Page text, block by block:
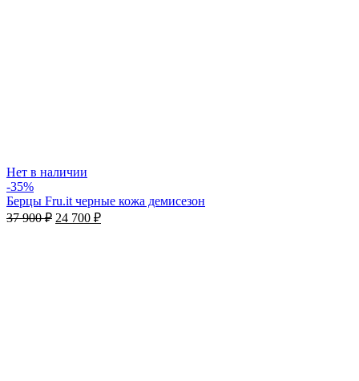
Нет в наличии
-35%
Берцы Fru.it черные кожа демисезон
37 900₽ 24 700 ₽